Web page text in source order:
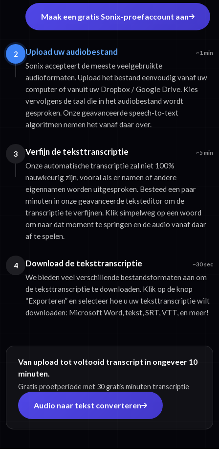
Maak een gratis Sonix-proefaccount aan
2 Upload uw audiobestand ~1 min
Sonix accepteert de meeste veelgebruikte
audioformaten. Upload het bestand eenvoudig vanaf uw
computer of vanuit uw Dropbox / Google Drive. Kies
vervolgens de taal die in het audiobestand wordt
gesproken. Onze geavanceerde speech-to-text
algoritmen nemen het vanaf daar over.
3 Verfijn de teksttranscriptie ~5 min
Onze automatische transcriptie zal niet 100%
nauwkeurig zijn, vooral als er namen of andere
eigennamen worden uitgesproken. Besteed een paar
minuten in onze geavanceerde teksteditor om de
transcriptie te verfijnen. Klik simpelweg op een woord
om naar dat moment te springen en de audio vanaf daar
af te spelen.
4 Download de teksttranscriptie ~30 sec
We bieden veel verschillende bestandsformaten aan om
de teksttranscriptie te downloaden. Klik op de knop
“Exporteren” en selecteer hoe u uw teksttranscriptie wilt
downloaden: Microsoft Word, tekst, SRT, VTT, en meer!
Van upload tot voltooid transcript in ongeveer 10
minuten.
Gratis proefperiode met 30 gratis minuten transcriptie
Audio naar tekst converteren